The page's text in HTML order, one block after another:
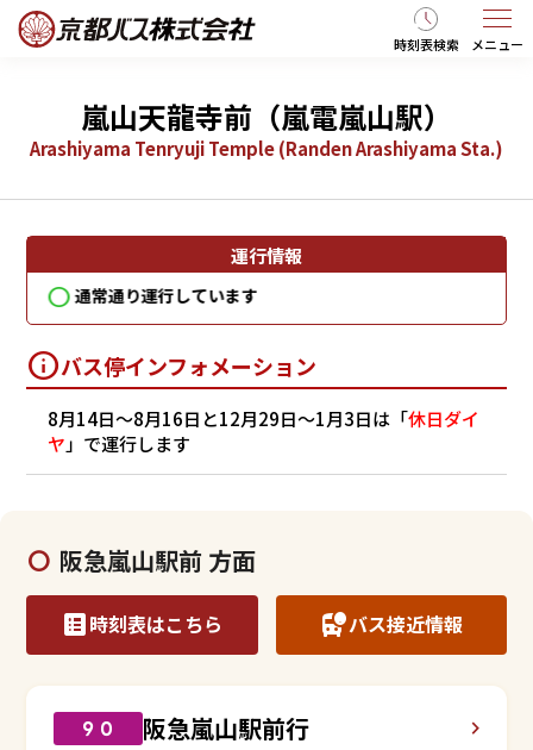
時刻表検索 メニュー
嵐山天龍寺前（嵐電嵐山駅）
Arashiyama Tenryuji Temple (Randen Arashiyama Sta.)
運行情報
通常通り運行しています
バス停インフォメーション
8月14日～8月16日と12月29日～1月3日は「休日ダイ
ヤ 」で運行します
阪急嵐山駅前 方面
時刻表はこちら バス接近情報
９０ 阪急嵐山駅前行